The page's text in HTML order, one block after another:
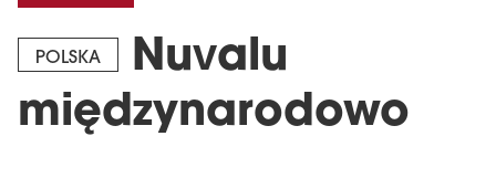
POLSKA
Nuvalu
międzynarodowo